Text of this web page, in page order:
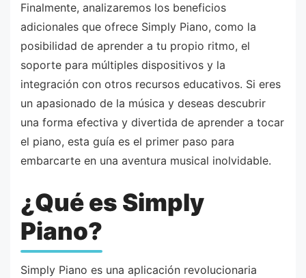
Finalmente, analizaremos los beneficios
adicionales que ofrece Simply Piano, como la
posibilidad de aprender a tu propio ritmo, el
soporte para múltiples dispositivos y la
integración con otros recursos educativos. Si eres
un apasionado de la música y deseas descubrir
una forma efectiva y divertida de aprender a tocar
el piano, esta guía es el primer paso para
embarcarte en una aventura musical inolvidable.
¿Qué es Simply
Piano?
Simply Piano es una aplicación revolucionaria